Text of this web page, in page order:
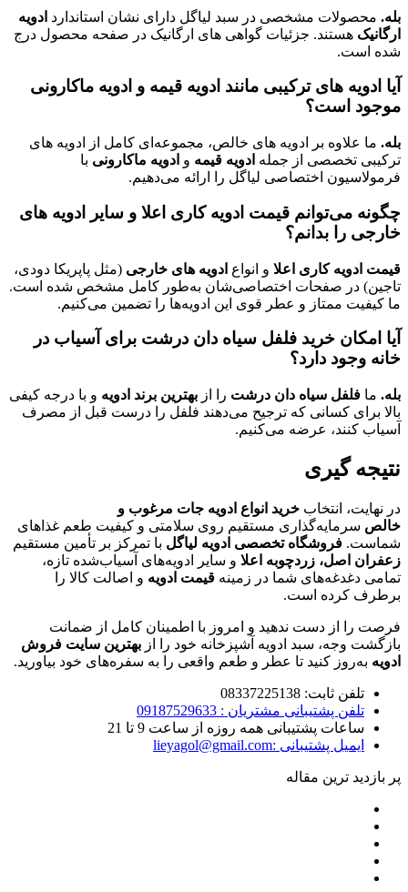
بله. محصولات مشخصی در سبد لیاگل دارای نشان استاندارد ادویه
ارگانیک هستند. جزئیات گواهی‌ های ارگانیک در صفحه محصول درج
شده است.
آیا ادویه های ترکیبی مانند ادویه قیمه و ادویه ماکارونی
موجود است؟
بله. ما علاوه بر ادویه‌ های خالص، مجموعه‌ای کامل از ادویه‌ های
ترکیبی تخصصی از جمله ادویه قیمه و ادویه ماکارونی با
فرمولاسیون اختصاصی لیاگل را ارائه می‌دهیم.
چگونه می‌توانم قیمت ادویه کاری اعلا و سایر ادویه های
خارجی را بدانم؟
قیمت ادویه کاری اعلا و انواع ادویه های خارجی (مثل پاپریکا دودی،
تاجین) در صفحات اختصاصی‌شان به‌طور کامل مشخص شده است.
ما کیفیت ممتاز و عطر قوی این ادویه‌ها را تضمین می‌کنیم.
آیا امکان خرید فلفل سیاه دان درشت برای آسیاب در
خانه وجود دارد؟
بله. ما فلفل سیاه دان درشت را از بهترین برند ادویه و با درجه کیفی
بالا برای کسانی که ترجیح می‌دهند فلفل را درست قبل از مصرف
آسیاب کنند، عرضه می‌کنیم.
نتیجه گیری
در نهایت، انتخاب خرید انواع ادویه جات مرغوب و
خالص سرمایه‌گذاری مستقیم روی سلامتی و کیفیت طعم غذاهای
شماست. فروشگاه تخصصی ادویه لیاگل با تمرکز بر تأمین مستقیم
زعفران اصل، زردچوبه اعلا و سایر ادویه‌های آسیاب‌شده تازه،
تمامی دغدغه‌های شما در زمینه قیمت ادویه و اصالت کالا را
برطرف کرده است.
فرصت را از دست ندهید و امروز با اطمینان کامل از ضمانت
بازگشت وجه، سبد ادویه آشپزخانه خود را از بهترین سایت فروش
ادویه به‌روز کنید تا عطر و طعم واقعی را به سفره‌های خود بیاورید.
تلفن ثابت: 08337225138
تلفن پشتیبانی مشتریان : 09187529633
ساعات پشتیبانی همه روزه از ساعت 9 تا 21
ایمیل پشتیبانی :lieyagol@gmail.com
پر بازدید ترین مقاله